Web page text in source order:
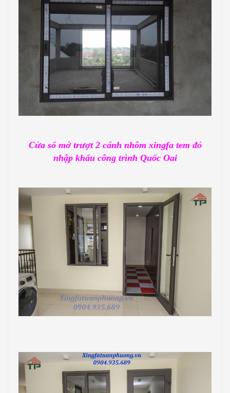
Cửa sổ mở trượt 2 cánh nhôm xingfa tem đỏ
nhập khẩu công trình Quốc Oai